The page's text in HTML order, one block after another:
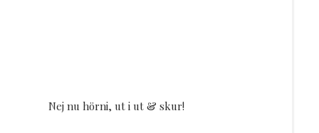
Nej nu hörni, ut i ut & skur!